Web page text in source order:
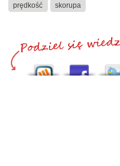
prędkość skorupa